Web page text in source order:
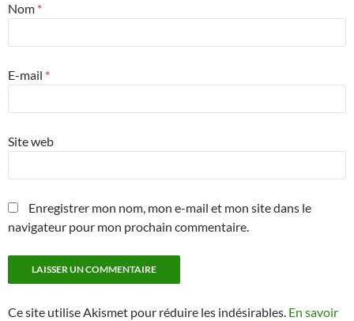
Nom *
E-mail *
Site web
Enregistrer mon nom, mon e-mail et mon site dans le
navigateur pour mon prochain commentaire.
Ce site utilise Akismet pour réduire les indésirables. En savoir